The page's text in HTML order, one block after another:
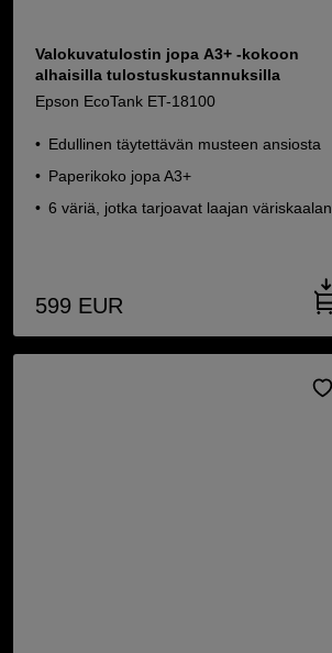
Valokuvatulostin jopa A3+ -kokoon
alhaisilla tulostuskustannuksilla
Epson EcoTank ET-18100
Edullinen täytettävän musteen ansiosta
Paperikoko jopa A3+
6 väriä, jotka tarjoavat laajan väriskaalan
599 EUR